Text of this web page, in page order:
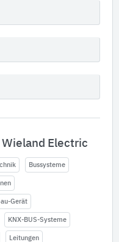
Wieland Electric
Bussysteme
Gerät
KNX-BUS-Systeme
Leitungen